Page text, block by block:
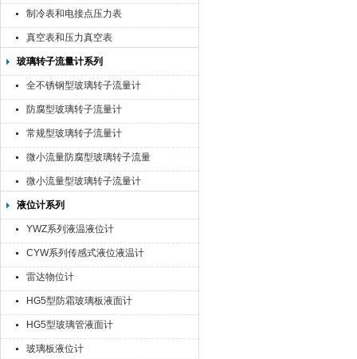
制冷表和电接点压力表
真空表和压力真空表
玻璃转子流量计系列
全不锈钢型玻璃转子流量计
防腐型玻璃转子流量计
常规型玻璃转子流量计
微小流量防腐型玻璃转子流量
计
微小流量型玻璃转子流量计
液位计系列
YWZ系列液温液位计
CYW系列传感式液位液温计
雷达物位计
HG5型防霜玻璃板液面计
HG5型玻璃管液面计
玻璃板液位计